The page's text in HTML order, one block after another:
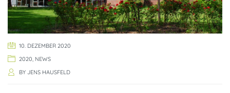
10. DEZEMBER 2020
2020, NEWS
BY JENS HAUSFELD